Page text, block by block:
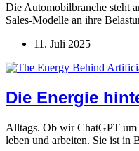
Die Automobilbranche steht
Sales-Modelle an ihre
11. Juli 2025
Die Energie
Alltags. Ob wir ChatGPT um
leben und arbeiten. Sie ist in